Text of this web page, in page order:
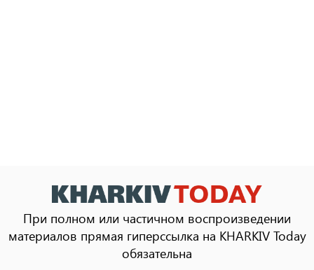
При полном или частичном воспроизведении
материалов прямая гиперссылка на KHARKIV Today
обязательна